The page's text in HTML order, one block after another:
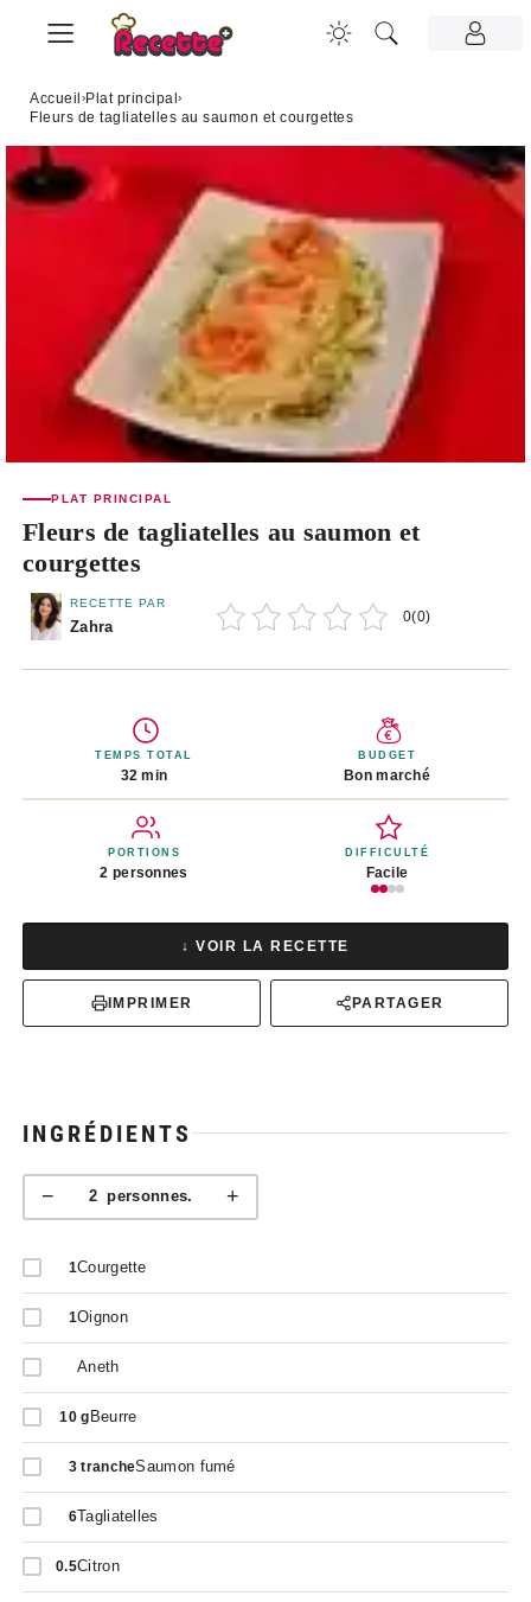
Accueil ›Plat principal ›
Fleurs de tagliatelles au saumon et courgettes
PLAT PRINCIPAL
Fleurs de tagliatelles au saumon et
courgettes
RECETTE PAR
Zahra
0(0)
TEMPS TOTAL
32 min
BUDGET
Bon marché
PORTIONS
2 personnes
DIFFICULTÉ
Facile
↓ VOIR LA RECETTE
IMPRIMER PARTAGER
INGRÉDIENTS
− 2personnes. +
1Courgette
1Oignon
Aneth
10 g Beurre
3 trancheSaumon fumé
6Tagliatelles
0.5Citron